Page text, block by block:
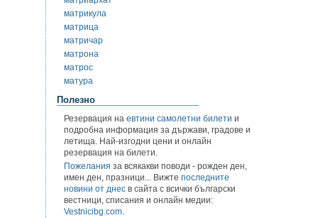
матрикула
матрица
матричар
матрона
матрос
матура
Полезно
Резервация на евтини самолетни билети и
подробна информация за държави, градове и
летища. Най-изгодни цени и онлайн
резервация на билети.
Пожелания за всякакви поводи - рожден ден,
имен ден, празници... Вижте последните
новини от днес в сайта с всички български
вестници, списания и онлайн медии:
Vestnicibg.com.